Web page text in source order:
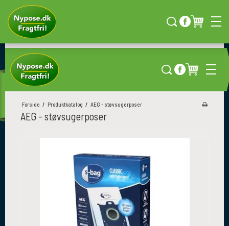
HURTIG LEVERING
Forside / Produktkatalog / AEG - støvsugerposer
AEG - støvsugerposer